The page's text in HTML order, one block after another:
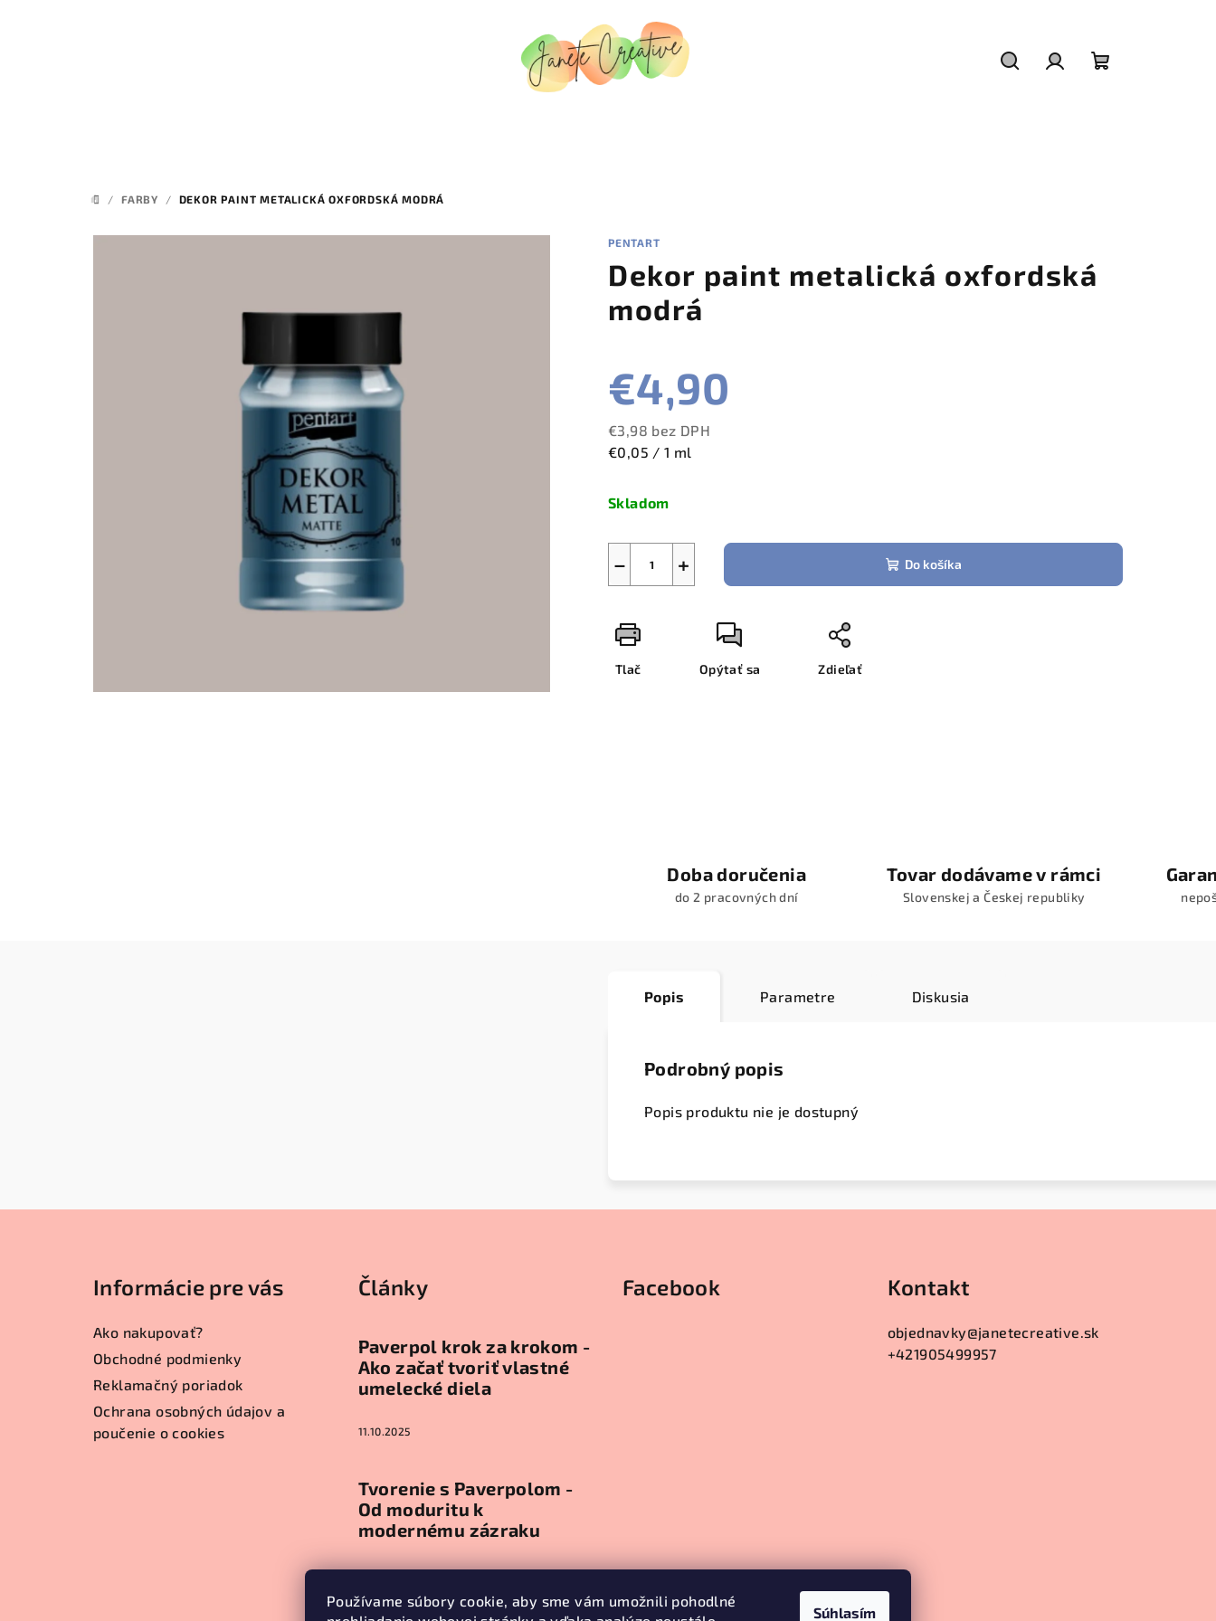
Používame súbory cookie, aby sme vám umožnili pohodlné
Súhlasím
DOMOV
/ FARBY / DEKOR PAINT METALICKÁ OXFORDSKÁ MODRÁ
PENTART
Dekor paint metalická oxfordská
modrá
€4,90
€3,98 bez DPH
Jednotková
€0,05 / 1 ml
Skladom
+
− Do košíka
Tlač Opýtať sa Zdieľať
Doba doručenia
do 2 pracovných dní
Tovar dodávame v rámci
Slovenskej a Českej republiky
Popis Parametre Diskusia
Podrobný popis
Popis produktu nie je dostupný
Informácie pre vás
Ako nakupovať?
Obchodné podmienky
Reklamačný poriadok
Ochrana osobných údajov a
poučenie o cookies
Články
Paverpol krok za krokom -
Ako začať tvoriť vlastné
umelecké diela
11.10.2025
Tvorenie s Paverpolom -
Od moduritu k
modernému zázraku
11.10.2025
Facebook Kontakt
objednavky@janetecreative.sk
+421905499957